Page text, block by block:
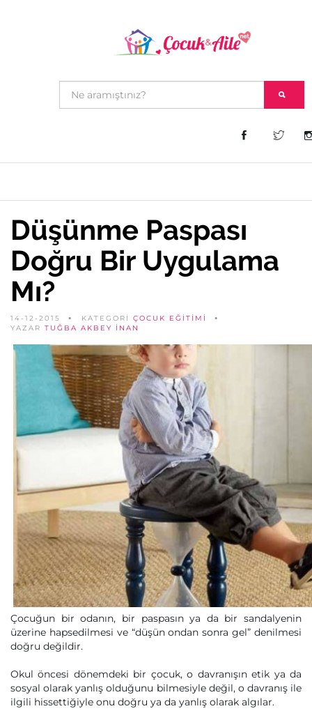
Düşünme Paspası
Doğru Bir Uygulama
Mı?
14-12-2015 KATEGORİ ÇOCUK EĞITIMI
YAZAR TUĞBA AKBEY İNAN
Çocuğun bir odanın, bir paspasın ya da bir sandalyenin
üzerine hapsedilmesi ve “düşün ondan sonra gel” denilmesi
doğru değildir.
Okul öncesi dönemdeki bir çocuk, o davranışın etik ya da
sosyal olarak yanlış olduğunu bilmesiyle değil, o davranış ile
ilgili hissettiğiyle onu doğru ya da yanlış olarak algılar.